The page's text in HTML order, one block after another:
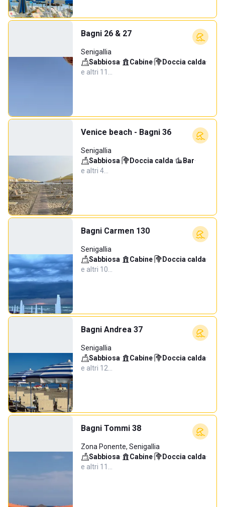
Bagni 26 & 27
Senigallia
Sabbiosa· Cabine· Doccia calda·
e altri 11…
Venice beach - Bagni 36
Senigallia
Sabbiosa· Doccia calda· Bar·
e altri 4…
Bagni Carmen 130
Senigallia
Sabbiosa· Cabine· Doccia calda·
e altri 10…
Bagni Andrea 37
Senigallia
Sabbiosa· Cabine· Doccia calda·
e altri 12…
Bagni Tommi 38
Zona Ponente, Senigallia
Sabbiosa· Cabine· Doccia calda·
e altri 11…